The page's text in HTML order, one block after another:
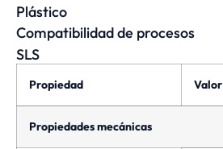
Plástico
Compatibilidad de procesos
SLS
Propiedad Valor
Propiedades mecánicas